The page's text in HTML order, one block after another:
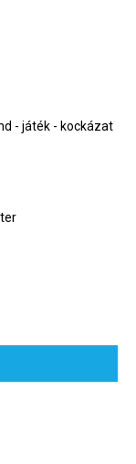
- játék - kockázat